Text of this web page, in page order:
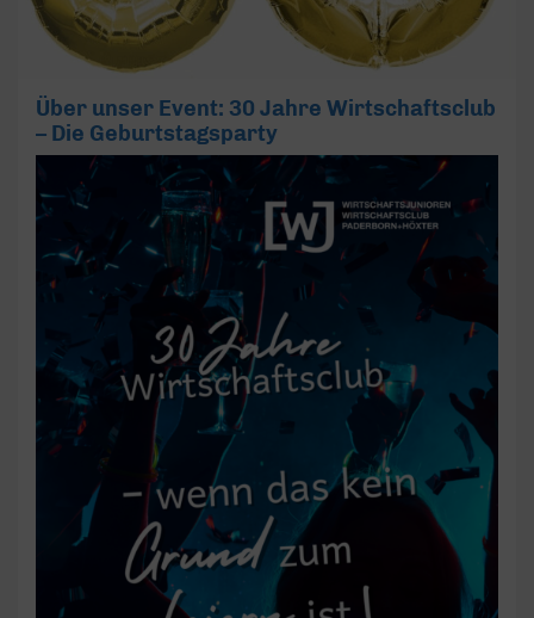
Über unser Event: 30 Jahre Wirtschaftsclub
– Die Geburtstagsparty